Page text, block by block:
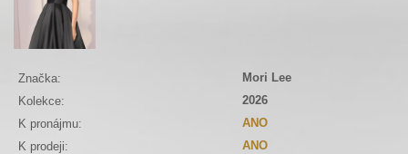
Značka:
Mori Lee
Kolekce:
2026
K pronájmu:
ANO
K prodeji:
ANO